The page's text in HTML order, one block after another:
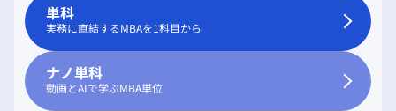
単科
実務に直結するMBAを1科目から
ナノ単科
動画とAIで学ぶMBA単位